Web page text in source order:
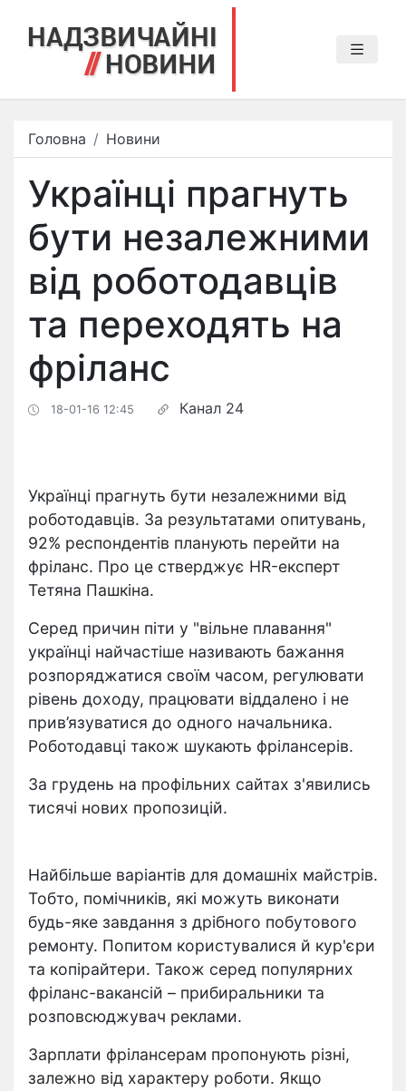
Головна Новини
Українці прагнуть
бути незалежними
від роботодавців
та переходять на
фріланс
18-01-16 12:45 Канал 24
Українці прагнуть бути незалежними від
роботодавців. За результатами опитувань,
92% респондентів планують перейти на
фріланс. Про це стверджує HR-експерт
Тетяна Пашкіна.
Серед причин піти у "вільне плавання"
українці найчастіше називають бажання
розпоряджатися своїм часом, регулювати
рівень доходу, працювати віддалено і не
прив’язуватися до одного начальника.
Роботодавці також шукають фрілансерів.
За грудень на профільних сайтах з'явились
тисячі нових пропозицій.
Найбільше варіантів для домашніх майстрів.
Тобто, помічників, які можуть виконати
будь-яке завдання з дрібного побутового
ремонту. Попитом користувалися й кур'єри
та копірайтери. Також серед популярних
фріланс-вакансій – прибиральники та
розповсюджувач реклами.
Зарплати фрілансерам пропонують різні,
залежно від характеру роботи. Якщо